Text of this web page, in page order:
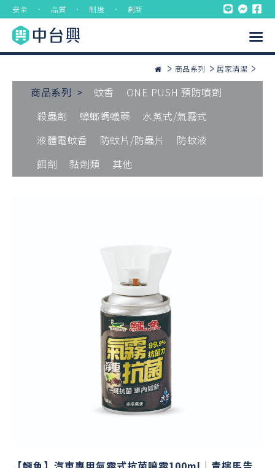
安全 ． 品質 ． 制度 ． 創新
商品系列 居家清潔
商品系列 > 蚊香
ONE PUSH 預防噴劑
殺蟲劑
蟑螂螞蟻藥
水蒸式/氣霧式
液體電蚊香
防蚊片/防蟲片
防蚊液
餌劑
黏劑類 其他